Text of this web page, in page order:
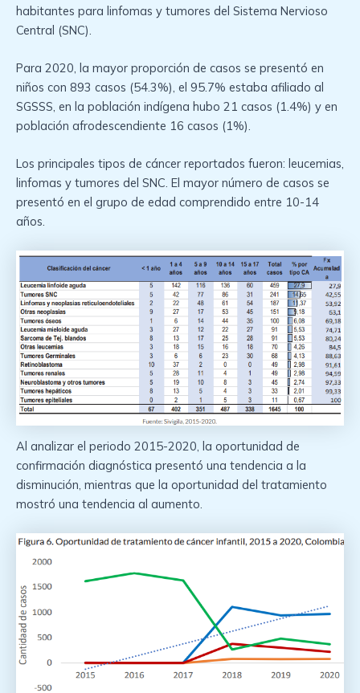
habitantes para linfomas y tumores del Sistema Nervioso
Central (SNC).
Para 2020, la mayor proporción de casos se presentó en
niños con 893 casos (54.3%), el 95.7% estaba afiliado al
SGSSS, en la población indígena hubo 21 casos (1.4%) y en
población afrodescendiente 16 casos (1%).
Los principales tipos de cáncer reportados fueron: leucemias,
linfomas y tumores del SNC. El mayor número de casos se
presentó en el grupo de edad comprendido entre 10-14
años.
Al analizar el periodo 2015-2020, la oportunidad de
confirmación diagnóstica presentó una tendencia a la
disminución, mientras que la oportunidad del tratamiento
mostró una tendencia al aumento.